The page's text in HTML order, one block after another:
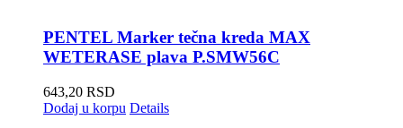
PENTEL Marker tečna kreda MAX
WETERASE plava P.SMW56C
643,20 RSD
Dodaj u korpu Details